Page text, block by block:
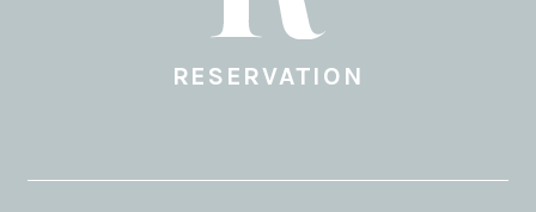
RESERVATION